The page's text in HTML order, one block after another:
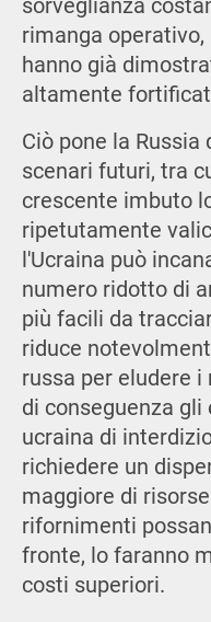
sorveglianza
rimanga
hanno già
altamente
Ciò pone la
scenari futuri, tra
crescente imbuto
ripetutamente
l'Ucraina può
numero ridotto di
più facili da
riduce
russa per eludere
di conseguenza
ucraina di
richiedere un
maggiore di
rifornimenti
fronte, lo faranno
costi superiori.